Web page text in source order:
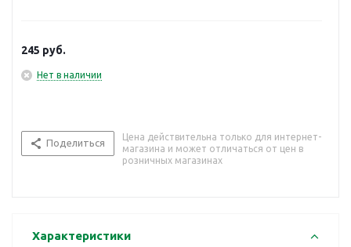
245 руб.
Нет в наличии
Поделиться
Цена действительна только для интернет-
магазина и может отличаться от цен в
розничных магазинах
Характеристики